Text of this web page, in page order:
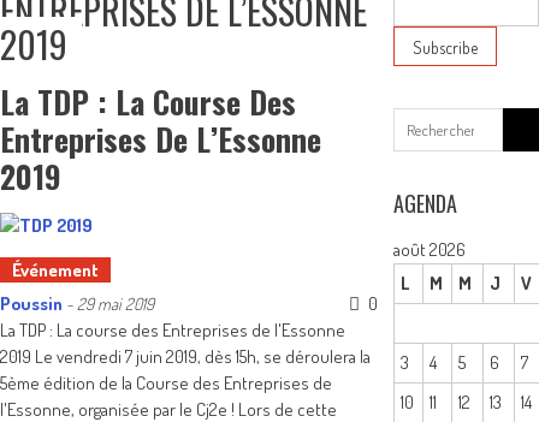
2019
La TDP : La Course Des
Entreprises De L’Essonne
2019
Événement
Poussin - 29 mai 2019
0
La TDP : La course des Entreprises de l'Essonne
2019 Le vendredi 7 juin 2019, dès 15h, se déroulera la
5ème édition de la Course des Entreprises de
l'Essonne, organisée par le Cj2e ! Lors de cette
for:
AGENDA
août 2026
L
M M J V
3 4 5 6
7
10
11 12 13
14